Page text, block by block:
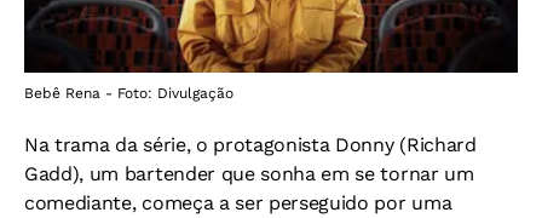
Bebê Rena - Foto: Divulgação
Na trama da série, o protagonista Donny (Richard
Gadd), um bartender que sonha em se tornar um
comediante, começa a ser perseguido por uma